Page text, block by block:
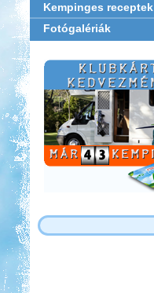
Kempinges receptek
Fotógalériák